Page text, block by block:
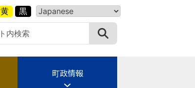
黄 黒
町政情報